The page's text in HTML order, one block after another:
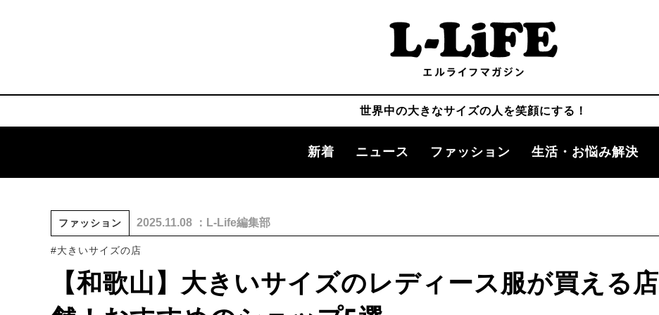
世界中の大きなサイズの人を笑顔にする！
新着 ニュース ファッション 生活・お悩み解決
ファッション 2025.11.08 ：L-Life編集部
#大きいサイズの店
【和歌山】大きいサイズのレディース服が買える店